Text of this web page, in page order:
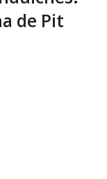
de Pit